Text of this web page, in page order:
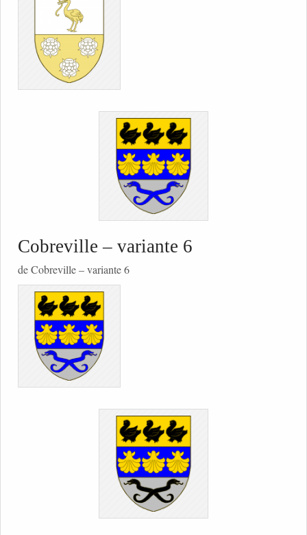
Cobreville – variante 6
de Cobreville – variante 6